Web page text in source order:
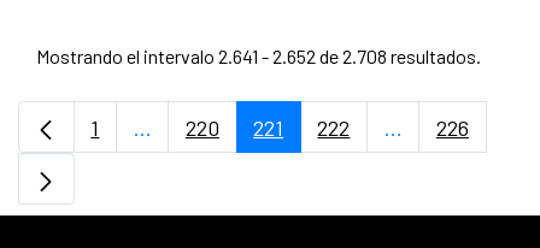
Mostrando el intervalo 2.641 - 2.652 de 2.708 resultados.
Página
1 ...Páginas intermedias Use TAB para
Página
220 Página
221 Página
222 ...PáginasPágina
226